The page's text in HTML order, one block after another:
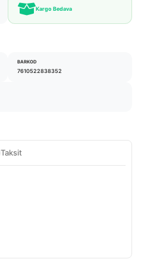
Kargo Bedava
BARKOD
7610522838352
Taksit